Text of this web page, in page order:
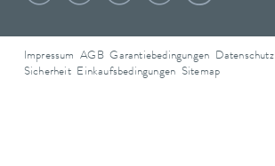
Impressum AGB Garantiebedingungen Datenschutz
Sicherheit Einkaufsbedingungen Sitemap